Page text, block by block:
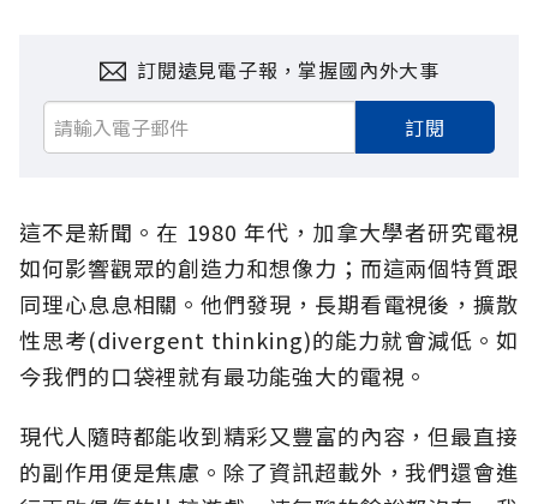
訂閱遠見電子報，掌握國內外大事
訂閱
這不是新聞。在 1980 年代，加拿大學者研究電視
如何影響觀眾的創造力和想像力；而這兩個特質跟
同理心息息相關。他們發現，長期看電視後，擴散
性思考(divergent thinking)的能力就會減低。如
今我們的口袋裡就有最功能強大的電視。
現代人隨時都能收到精彩又豐富的內容，但最直接
的副作用便是焦慮。除了資訊超載外，我們還會進